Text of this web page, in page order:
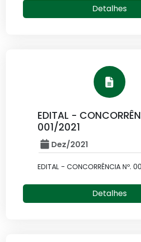
Detalhes
EDITAL -
001/2021
Dez/2021
EDITAL - CONCORRÊNCIA Nº.
Detalhes